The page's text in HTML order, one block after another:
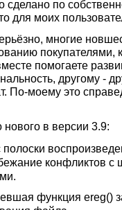
ecoloracom.gif"
сделано по
для моих
многие
помогаете
другому -
По-моему это
нового в версии 3.9:
полоски
конфликтов
функция ereg()